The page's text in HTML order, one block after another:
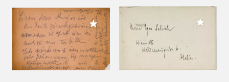
Meiner Sammlung hinzufügen Meiner